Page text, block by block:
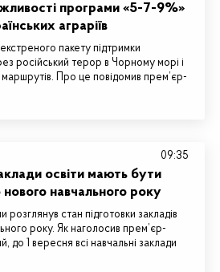
програми «5-7-9%»
аграріїв
пакету підтримки
російський терор в Чорному морі і
Про це повідомив прем’єр-
освіти мають бути
нового навчального року
розглянув стан підготовки закладів
року. Як наголосив прем’єр-
до 1 вересня всі навчальні заклади
09:35